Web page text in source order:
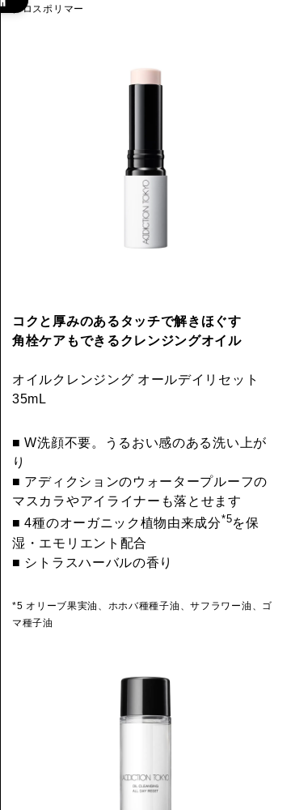
クロスポリマー
コクと厚みのあるタッチで解きほぐす
角栓ケアもできるクレンジングオイル
オイルクレンジング オールデイリセット
35mL
■ W洗顔不要。うるおい感のある洗い上が
り
■ アディクションのウォータープルーフの
マスカラやアイライナーも落とせます
■ 4種のオーガニック植物由来成分*5を保
湿・エモリエント配合
■ シトラスハーバルの香り
*5 オリーブ果実油、ホホバ種種子油、サフラワー油、ゴ
マ種子油